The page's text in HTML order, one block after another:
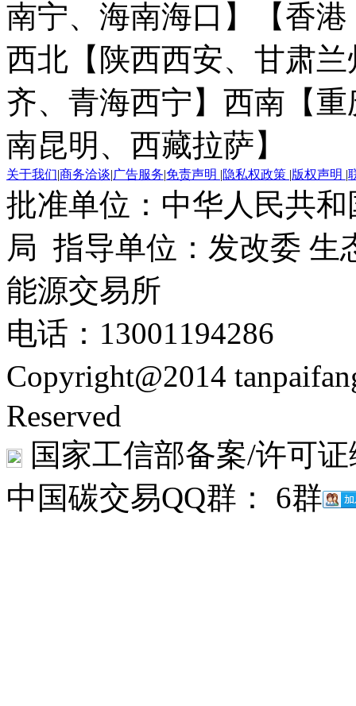
南宁、海南海口】
【香
西北【陕西西安、甘肃
齐、青海西宁】 西南【
南昆明、西藏拉萨】
关于我们|商务洽谈|广告服务|免责声明 |隐私权政策 |版权声明 |
批准单位：中华人民共
局 指导单位：发改委 生
能源交易所
电话：13001194286
Copyright@2014
Reserved
国家工信部备案/许可
中国碳交易QQ群： 6群